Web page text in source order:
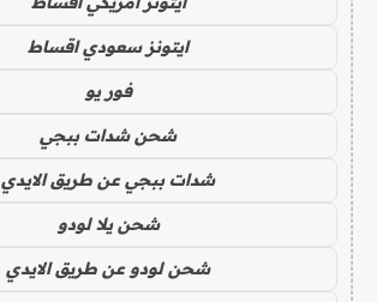
ايتونز سعودي اقساط
فور يو
شحن شدات ببجي
شدات ببجي عن طريق الايدي
شحن يلا لودو
شحن لودو عن طريق الايدي